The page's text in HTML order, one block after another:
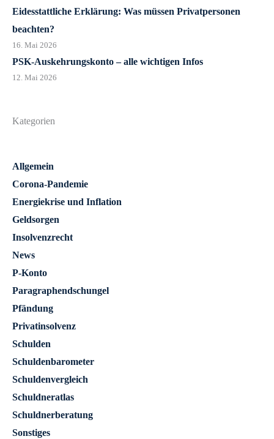
Eidesstattliche Erklärung: Was müssen Privatpersonen
beachten?
16. Mai 2026
PSK-Auskehrungskonto – alle wichtigen Infos
12. Mai 2026
Kategorien
Allgemein
Corona-Pandemie
Energiekrise und Inflation
Geldsorgen
Insolvenzrecht
News
P-Konto
Paragraphendschungel
Pfändung
Privatinsolvenz
Schulden
Schuldenbarometer
Schuldenvergleich
Schuldneratlas
Schuldnerberatung
Sonstiges